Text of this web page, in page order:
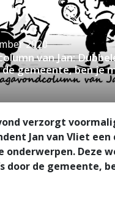
2020
van Jan:
de gemeente, ben je
verzorgt
Jan van Vliet een
onderwerpen. Deze
door de gemeente,